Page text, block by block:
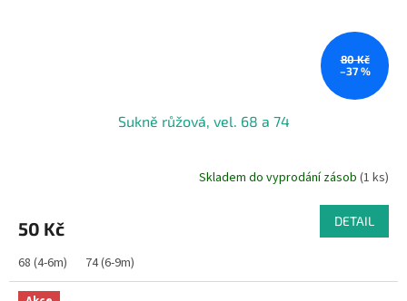
80 Kč
–37 %
Sukně růžová, vel. 68 a 74
Skladem do vyprodání zásob (1 ks)
50 Kč DETAIL
68 (4-6m) 74 (6-9m)